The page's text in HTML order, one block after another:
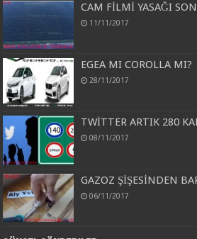
CAM FİLMİ YASAĞI
11/11/2017
EGEA MI COROLLA MI?
28/11/2017
TWİTTER ARTIK 280
08/11/2017
GAZOZ ŞİŞESİNDEN
06/11/2017